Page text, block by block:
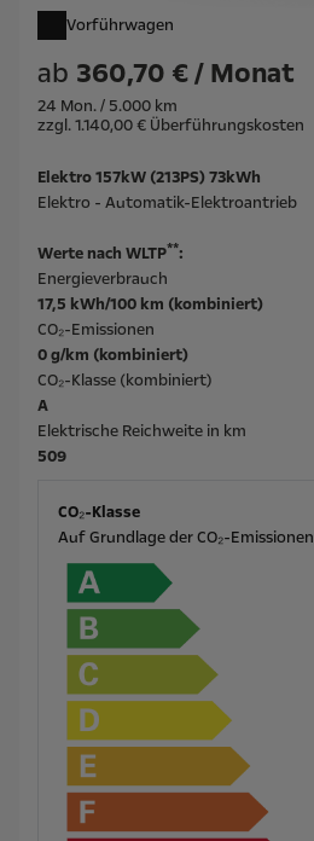
Vorführwagen
ab 360,70 € / Monat
24 Mon. / 5.000 km
zzgl. 1.140,00 € Überführungskosten
Elektro 157kW (213PS) 73kWh
Elektro - Automatik-Elektroantrieb
Werte nach WLTP**:
Energieverbrauch
17,5 kWh/100 km (kombiniert)
CO₂-Emissionen
0 g/km (kombiniert)
CO₂-Klasse (kombiniert)
A
Elektrische Reichweite in km
509
CO₂-Klasse
Auf Grundlage der CO₂-Emissionen